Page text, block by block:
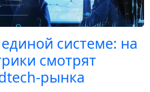
системе: на
смотрят
рынка